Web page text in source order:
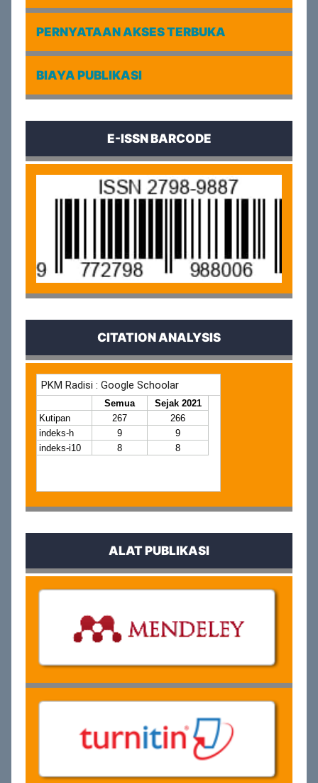
PERNYATAAN AKSES TERBUKA
BIAYA PUBLIKASI
E-ISSN BARCODE
CITATION ANALYSIS
ALAT PUBLIKASI